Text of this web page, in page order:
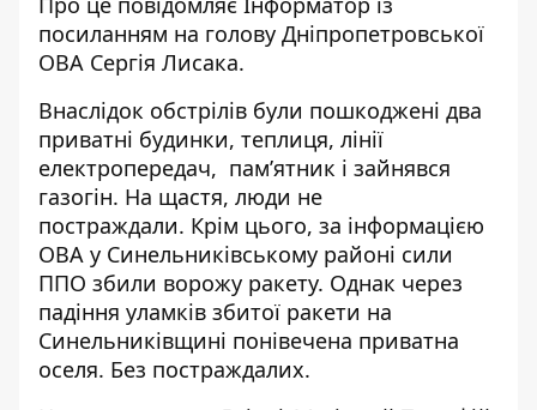
посиланням на голову Дніпропетровської
ОВА Сергія Лисака.
Внаслідок обстрілів були пошкоджені два
приватні будинки, теплиця, лінії
електропередач, пам’ятник і зайнявся
газогін. На щастя, люди не
постраждали. Крім цього, за інформацією
ОВА у Синельниківському районі сили
ППО збили ворожу ракету. Однак через
падіння уламків збитої ракети на
Синельниківщині понівечена приватна
оселя. Без постраждалих.